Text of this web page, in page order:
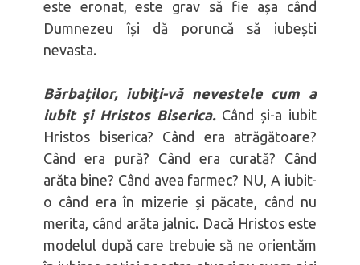
este eronat, este grav să fie așa când
Dumnezeu își dă poruncă să iubești
nevasta.
Bărbaţilor, iubiţi-vă nevestele cum a
iubit şi Hristos Biserica.Când și-a iubit
Hristos biserica? Când era atrăgătoare?
Când era pură? Când era curată? Când
arăta bine? Când avea farmec? NU, A iubit-
o când era în mizerie și păcate, când nu
merita, când arăta jalnic. Dacă Hristos este
modelul după care trebuie să ne orientăm